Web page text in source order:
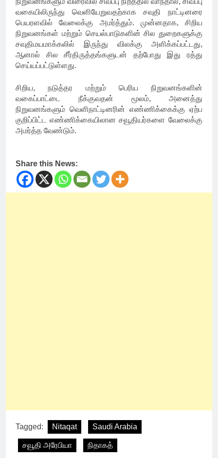
வகையிலிருந்து வெளியேறுவதற்காக சவுதி நாட்டினரை
பெயரளவில் வேலைக்கு அமர்த்தும். முன்னதாக, சிறிய
நிறுவனங்கள் மற்றும் செயல்பாடுகளின் சில துறைகளுக்கு
சவுதிமயமாக்கலில் இருந்து விலக்கு அளிக்கப்பட்டது,
ஆனால் சில சீர்திருத்தங்களுடன் தற்போது இது ரத்து
செய்யப்பட்டுள்ளது.
சிறிய, நடுத்தர மற்றும் பெரிய நிறுவனங்களின்
வகைப்பாட்டை நீக்குவதன் மூலம், அனைத்து
நிறுவனங்களும் வெளிநாட்டினரின் எண்ணிக்கைக்கு ஏற்ப
குறிப்பிட்ட எண்ணிக்கையிலான சவூதியர்களை வேலைக்கு
அமர்த்த வேண்டும்.
Share this News:
Tagged: Nitaqat Saudi Arabia
சவூதி அரேபியா நிதாகத்